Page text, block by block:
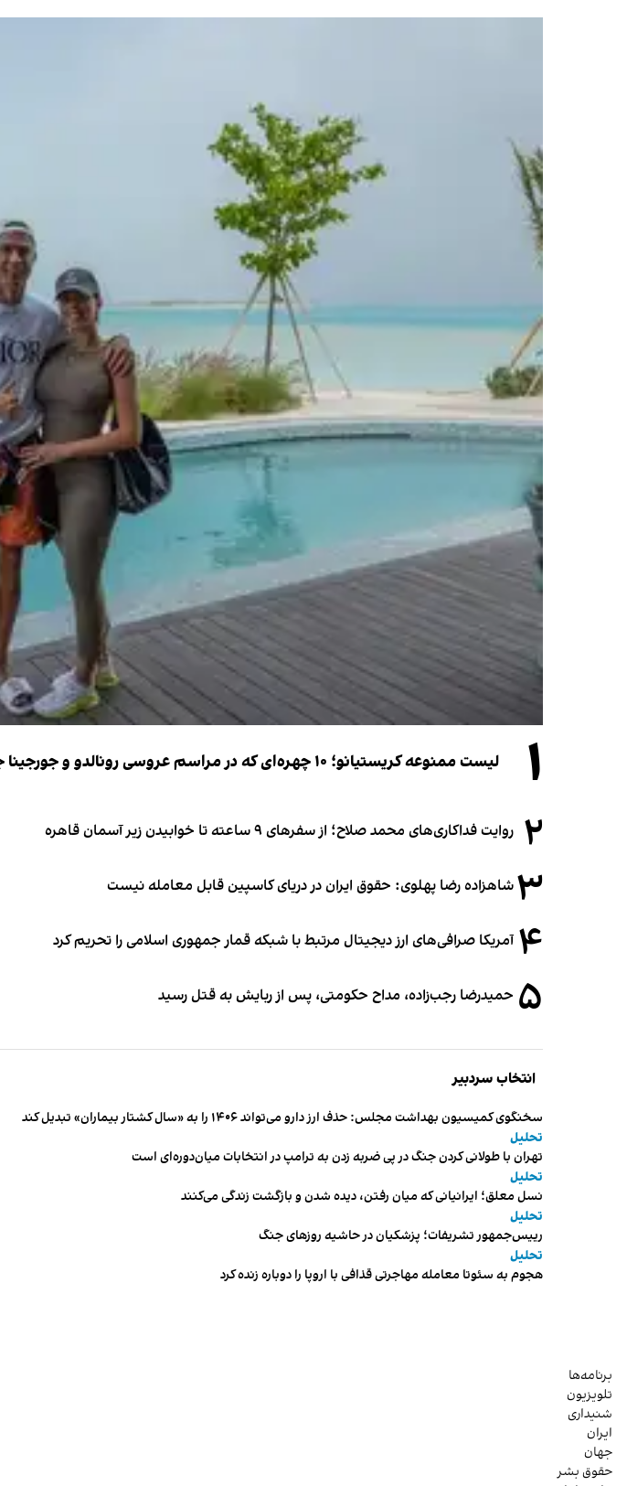
۱ لیست ممنوعه کریستیانو؛ ۱۰ چهره‌ای که در مراسم عروسی رونالدو و جورجینا جایی ندارند
۲ روایت فداکاری‌های محمد صلاح؛ از سفرهای ۹ ساعته تا خوابیدن زیر آسمان قاهره
۳شاهزاده رضا پهلوی: حقوق ایران در دریای کاسپین قابل معامله نیست
۴ آمریکا صرافی‌های ارز دیجیتال مرتبط با شبکه قمار جمهوری اسلامی را تحریم کرد
۵ حمیدرضا رجب‌زاده، مداح حکومتی، پس از ربایش به قتل رسید
انتخاب سردبیر
سخنگوی کمیسیون بهداشت مجلس: حذف ارز دارو می‌تواند ۱۴۰۶ را به «سال کشتار بیماران» تبدیل کند
تحلیل
تهران با طولانی کردن جنگ در پی ضربه زدن به ترامپ در انتخابات میان‌دوره‌ای است
تحلیل
نسل معلق؛ ایرانیانی که میان رفتن، دیده شدن و بازگشت زندگی می‌کنند
تحلیل
رییس‌جمهور تشریفات؛ پزشکیان در حاشیه روزهای جنگ
تحلیل
هجوم به سئوتا معامله مهاجرتی قذافی با اروپا را دوباره زنده کرد
برنامه‌ها
تلویزیون
شنیداری
ایران
جهان
حقوق بشر